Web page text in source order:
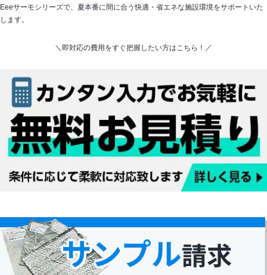
Eeeサーモシリーズで、夏本番に間に合う快適・省エネな施設環境をサポートいた
します。
＼即対応の費用をすぐ把握したい方はこちら！／